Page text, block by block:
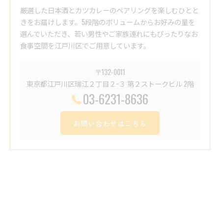
厳選した日本酒とカツカレーのペアリングを楽しむひとと
きをお届けします。5段階のボリュームからお好みの量を
選んでいただき、若い男性やご家族連れにもぴったりなお
食事空間を江戸川区でご用意しています。
〒132-0011
東京都江戸川区瑞江２丁目２−３ 第２ストークビル 2階
03-6231-8636
お問い合わせはこちら